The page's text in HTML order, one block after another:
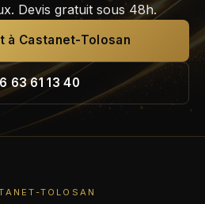
Devis gratuit sous 48h.
à Castanet-Tolosan
63 61 13 40
TOLOSAN